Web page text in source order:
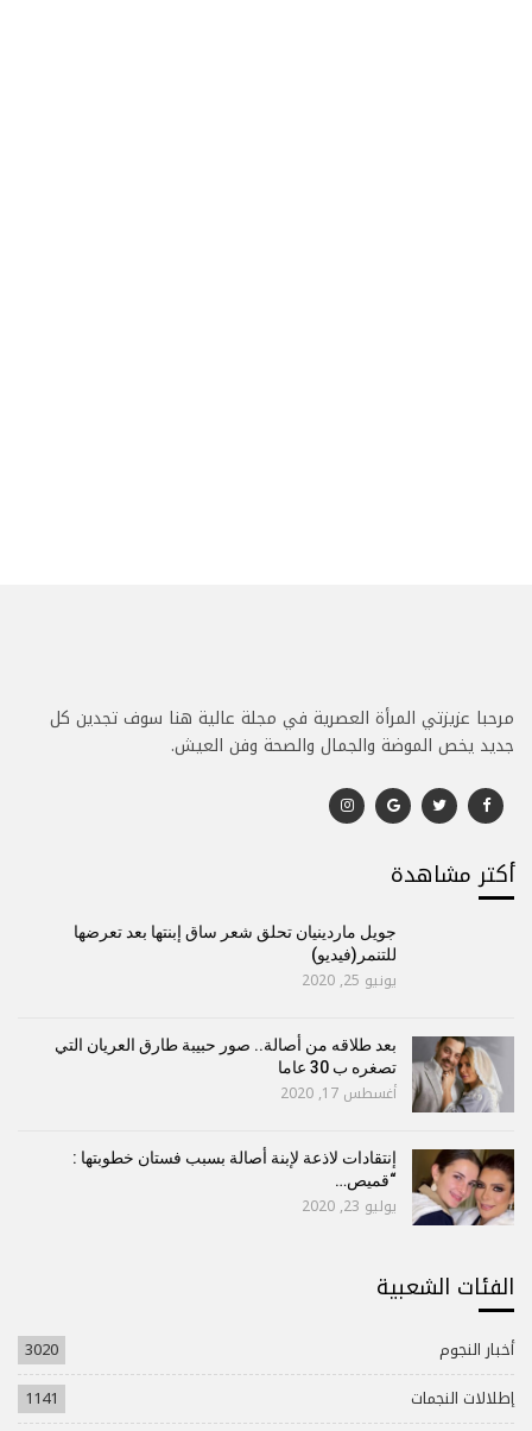
مرحبا عزيزتي المرأة العصرية في مجلة عالية هنا سوف تجدين كل
جديد يخص الموضة والجمال والصحة وفن العيش.
أكتر مشاهدة
جويل ماردينيان تحلق شعر ساق إبنتها بعد تعرضها
للتنمر(فيديو)
يونيو 25, 2020
بعد طلاقه من أصالة.. صور حبيبة طارق العريان التي
تصغره ب 30 عاما
أغسطس 17, 2020
إنتقادات لاذعة لإبنة أصالة بسبب فستان خطوبتها :
“قميص…
يوليو 23, 2020
الفئات الشعبية
أخبار النجوم
3020
إطلالات النجمات
1141